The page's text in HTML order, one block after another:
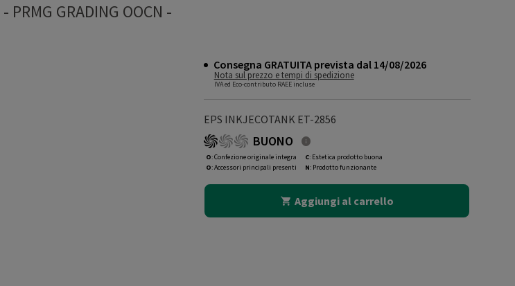
- PRMG GRADING OOCN -
Consegna GRATUITA prevista dal 14/08/2026
Nota sul prezzo e tempi di spedizione
IVA ed Eco-contributo RAEE incluse
EPS INKJECOTANK ET-2856
BUONO
O: Confezione originale integra
O: Accessori principali presenti
C: Estetica prodotto buona
N: Prodotto funzionante
Aggiungi al carrello